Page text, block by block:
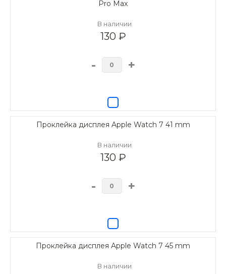
Pro Max
В наличии
130 ₽
- +
Проклейка дисплея Apple Watch 7 41 mm
В наличии
130 ₽
- +
Проклейка дисплея Apple Watch 7 45 mm
В наличии